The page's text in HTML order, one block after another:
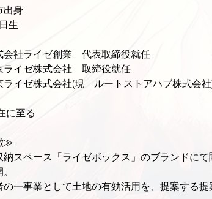
出身
生
会社ライゼ創業　代表取締役就任
ライゼ株式会社　取締役就任
ライゼ株式会社(現　ルートストアハブ株式会
る
≫
スペース「ライゼボックス」のブランドにて
一事業として土地の有効活用を、提案する提